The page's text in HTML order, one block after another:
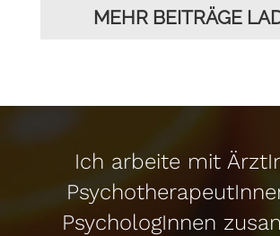
MEHR BEITRÄGE
Ich arbeite mit
PsychologInnen